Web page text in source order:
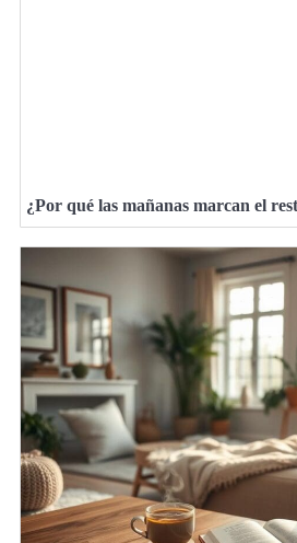
¿Por qué las mañanas marcan el